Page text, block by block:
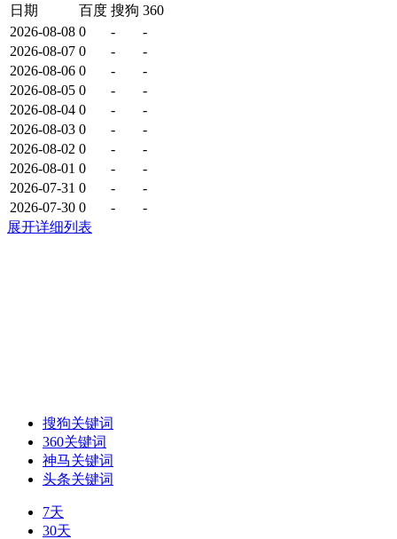
日期
百度 搜狗 360
2026-08-08 0 -
-
2026-08-07 0 -
-
2026-08-06 0 -
-
2026-08-05 0 -
-
2026-08-04 0 -
-
2026-08-03 0 -
-
2026-08-02 0 -
-
2026-08-01 0 -
-
2026-07-31 0 -
-
2026-07-30 0 -
-
展开详细列表
搜狗关键词
360关键词
神马关键词
头条关键词
7天
30天